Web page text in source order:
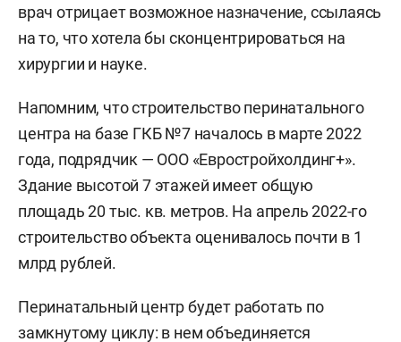
врач отрицает возможное назначение, ссылаясь
на то, что хотела бы сконцентрироваться на
хирургии и науке.
Напомним, что строительство перинатального
центра на базе ГКБ №7 началось в марте 2022
года, подрядчик — ООО «Евростройхолдинг+».
Здание высотой 7 этажей имеет общую
площадь 20 тыс. кв. метров. На апрель 2022-го
строительство объекта оценивалось почти в 1
млрд рублей.
Перинатальный центр будет работать по
замкнутому циклу: в нем объединяется